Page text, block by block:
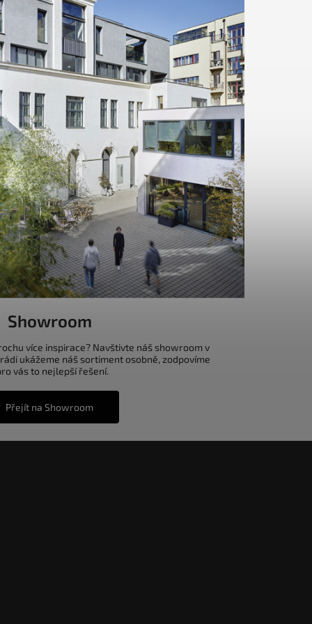
Showroom
více inspirace? Navštivte náš showroom v
ukážeme náš sortiment osobně, zodpovíme
vás to nejlepší řešení.
Přejít na Showroom